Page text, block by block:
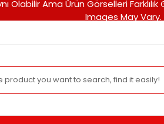
Olabilir Ama Ürün Görselleri
Images May Vary.